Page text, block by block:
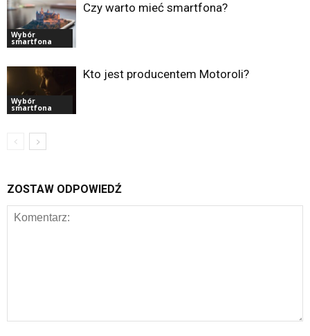
Wybór
smartfona
Czy warto mieć smartfona?
Wybór
smartfona
Kto jest producentem Motoroli?
ZOSTAW ODPOWIEDŹ